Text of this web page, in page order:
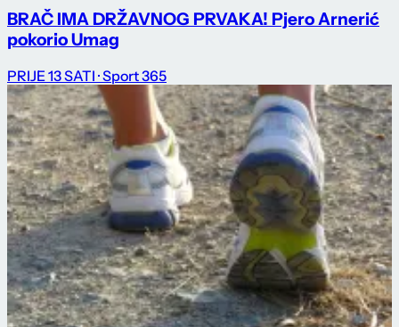
BRAČ IMA DRŽAVNOG PRVAKA! Pjero Arnerić
pokorio Umag
PRIJE 13 SATI · Sport 365